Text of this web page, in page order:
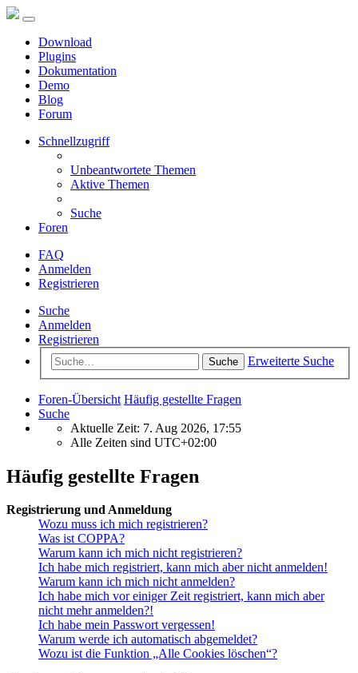
Download
Plugins
Dokumentation
Demo
Blog
Forum
Schnellzugriff
Unbeantwortete Themen
Aktive Themen
Suche
Foren
FAQ
Anmelden
Registrieren
Suche
Anmelden
Registrieren
Suche Erweiterte Suche
Foren-Übersicht Häufig gestellte Fragen
Suche
Aktuelle Zeit: 7. Aug 2026, 17:55
Alle Zeiten sind UTC+02:00
Häufig gestellte Fragen
Registrierung und Anmeldung
Wozu muss ich mich registrieren?
Was ist COPPA?
Warum kann ich mich nicht registrieren?
Ich habe mich registriert, kann mich aber nicht anmelden!
Warum kann ich mich nicht anmelden?
Ich habe mich vor einiger Zeit registriert, kann mich aber
nicht mehr anmelden?!
Ich habe mein Passwort vergessen!
Warum werde ich automatisch abgemeldet?
Wozu ist die Funktion „Alle Cookies löschen“?